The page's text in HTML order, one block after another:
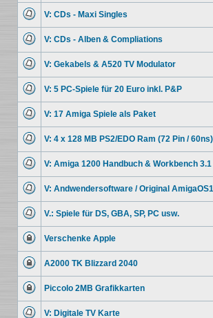
Du
kannst
keine
Beiträge
editieren
oder
erstellen.
Beiträge
Beiträge
V: CDs - Maxi Singles
Beiträge
V: CDs - Alben & Compliations
Beiträge
V: Gekabels & A520 TV Modulator
Beiträge
V: 5 PC-Spiele für 20 Euro inkl. P&P
Beiträge
V: 17 Amiga Spiele als Paket
Beiträge
V: 4 x 128 MB PS2/EDO Ram (72 Pin / 60ns)
Beiträge
V: Amiga 1200 Handbuch & Workbench
Beiträge
V: Andwendersoftware / Original
Beiträge
V.: Spiele für DS, GBA, SP, PC usw.
Du
kannst
keine
Beiträge
editieren
oder
Verschenke Apple
Du
kannst
A2000 TK Blizzard 2040
Piccolo 2MB Grafikkarten
V: Digitale TV Karte